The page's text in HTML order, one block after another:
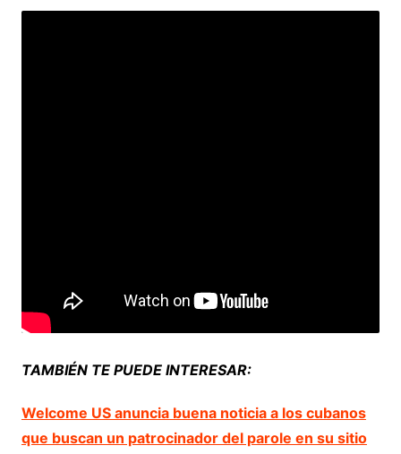
TAMBIÉN TE PUEDE INTERESAR:
Welcome US anuncia buena noticia a los cubanos
que buscan un patrocinador del parole en su sitio